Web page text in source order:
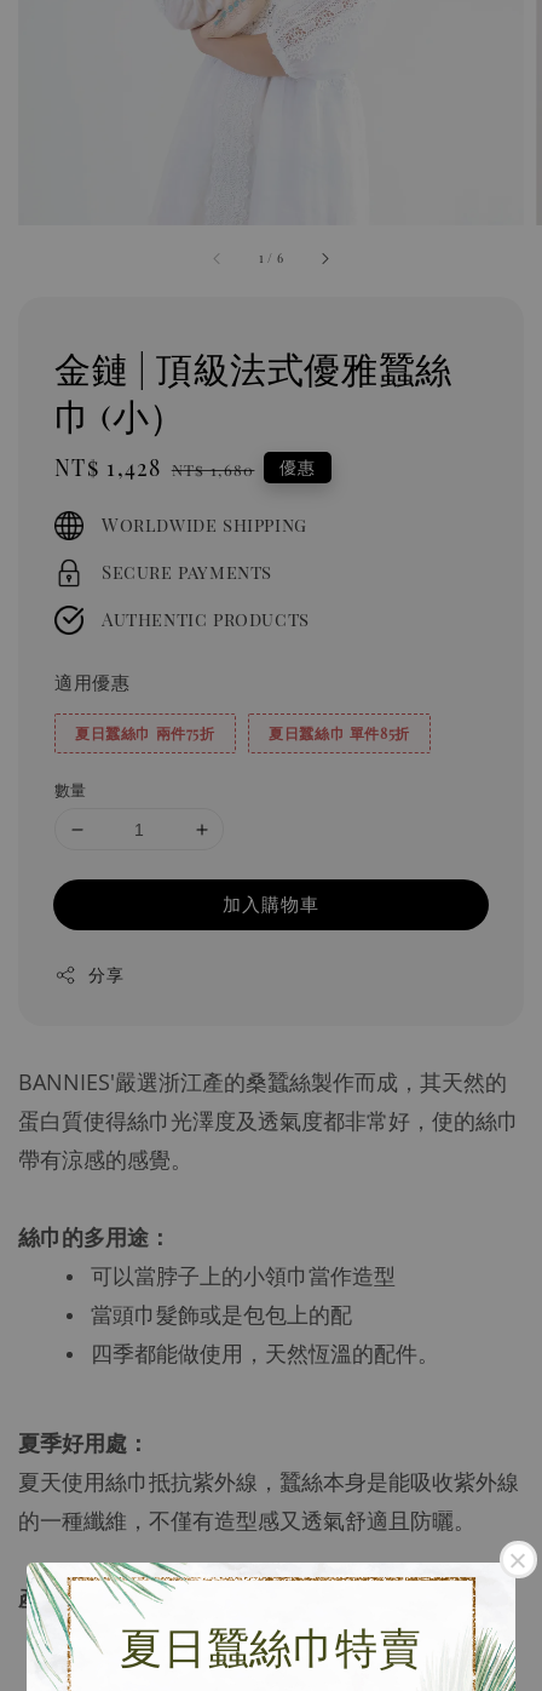
夏日蠶絲巾特賣
1 / 6
金鏈 | 頂級法式優雅蠶絲
巾 (小）
Sale
NT$ 1,428 Regular
NT$ 1,680 優惠
Worldwide shipping
Secure payments
Authentic products
適用優惠
夏日蠶絲巾 兩件75折 夏日蠶絲巾 單件85折
數量
加入購物車
分享
BANNIES'嚴選浙江產的桑蠶絲製作而成，其天然的
蛋白質使得絲巾光澤度及透氣度都非常好，使的絲巾
帶有涼感的感覺。
絲巾的多用途：
可以當脖子上的小領巾當作造型
當頭巾髮飾或是包包上的配
四季都能做使用，天然恆溫的配件。
夏季好用處：
夏天使用絲巾抵抗紫外線，蠶絲本身是能吸收紫外線
的一種纖維，不僅有造型感又透氣舒適且防曬。
產品規格 ：
材質: 100%桑蠶絲
長度: 55X55cm